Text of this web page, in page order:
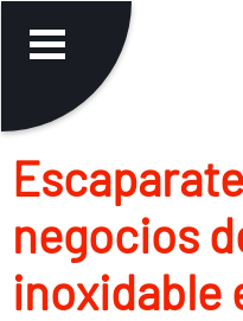
negocios
inoxidable